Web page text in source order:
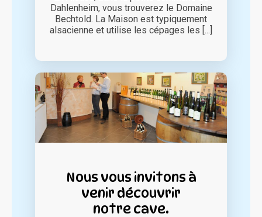
Dahlenheim, vous trouverez le Domaine
Bechtold. La Maison est typiquement
alsacienne et utilise les cépages les [...]
Nous vous invitons à
venir découvrir
notre cave.